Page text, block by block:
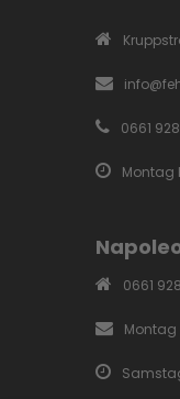
0661
Montag
0661
Montag